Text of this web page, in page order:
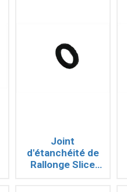
Joint
d'étanchéité de
Rallonge Slice